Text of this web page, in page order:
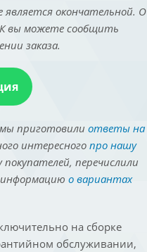
окончательной. О
вы можете сообщить
заказа.
приготовили ответы на
интересного про нашу
перечислили
о вариантах
на сборке
обслуживании,